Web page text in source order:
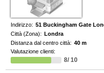
Indirizzo: 51 Buckingham Gate
Città (Zona): Londra
Distanza dal centro città: 40 m
Valutazione clienti:
8/ 10